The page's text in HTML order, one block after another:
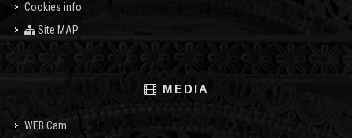
Cookies info
Site MAP
MEDIA
WEB Cam